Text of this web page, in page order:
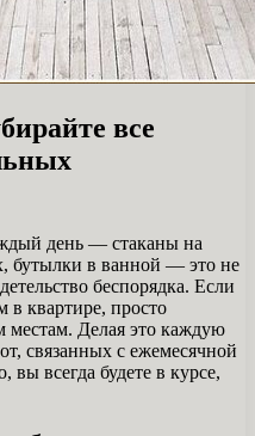
все
день — стаканы на
бутылки в ванной — это не
беспорядка. Если
в квартире, просто
местам. Делая это каждую
связанных с ежемесячной
вы всегда будете в курсе,